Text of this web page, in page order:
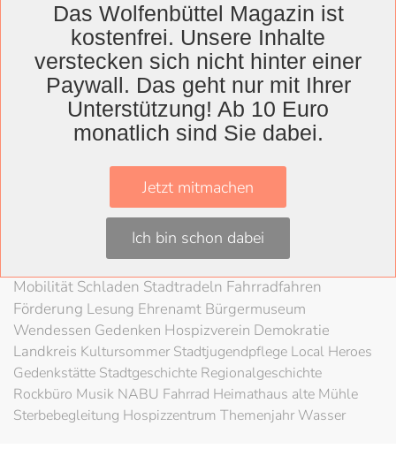
WolfenbüttelLandkreis
WolfenbüttelLessingtheater Ausstellung
Herzog August BibliothekNachhaltigkeit
KunstvereinMuseum
Braunschweigische LandschaftHABSchloss
80 Jahre KriegsendeLiteratur
SchöppenstedtUmweltschutzLAG Rock
Mobilität Schladen Stadtradeln Fahrradfahren
Förderung Lesung Ehrenamt Bürgermuseum
Wendessen Gedenken Hospizverein Demokratie
Landkreis KultursommerStadtjugendpflege Local Heroes
Gedenkstätte Stadtgeschichte Regionalgeschichte
Rockbüro Musik NABU Fahrrad Heimathaus alte Mühle
Sterbebegleitung Hospizzentrum Themenjahr Wasser
Das Wolfenbüttel Magazin ist
kostenfrei. Unsere Inhalte
verstecken sich nicht hinter einer
Paywall. Das geht nur mit Ihrer
Unterstützung! Ab 10 Euro
monatlich sind Sie dabei.
Jetzt mitmachen
Ich bin schon dabei